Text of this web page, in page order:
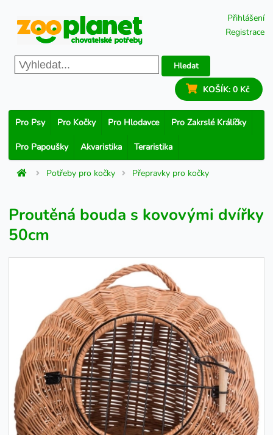
Přihlášení
Registrace
Hledat
KOŠÍK: 0 Kč
Pro Psy Pro Kočky Pro Hlodavce Pro Zakrslé Králíčky
Pro Papoušky Akvaristika Teraristika
Potřeby pro kočky Přepravky pro kočky
Proutěná bouda s kovovými dvířky
50cm